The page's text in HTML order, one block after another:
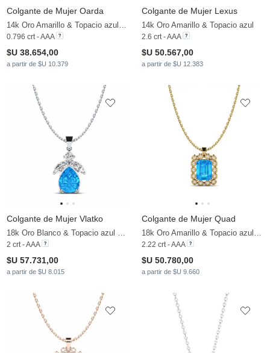
Colgante de Mujer Oarda
14k Oro Amarillo & Topacio azul & Moissanita
0.796 crt - AAA
$U 38.654,00
a partir de $U 10.379
Colgante de Mujer Lexus
14k Oro Amarillo & Topacio azul
2.6 crt - AAA
$U 50.567,00
a partir de $U 12.383
Colgante de Mujer Vlatko
18k Oro Blanco & Topacio azul & Moissanita
2 crt - AAA
$U 57.731,00
a partir de $U 8.015
Colgante de Mujer Quad
18k Oro Amarillo & Topacio azul & Moissanita
2.22 crt - AAA
$U 50.780,00
a partir de $U 9.660